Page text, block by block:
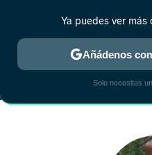
MENÚ
ESTRENOS
Ya puedes ver
Añádenos
Solo necesitas